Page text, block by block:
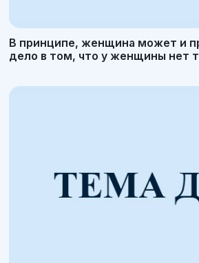
В принципе, женщина может и
дело в том, что у женщины нет